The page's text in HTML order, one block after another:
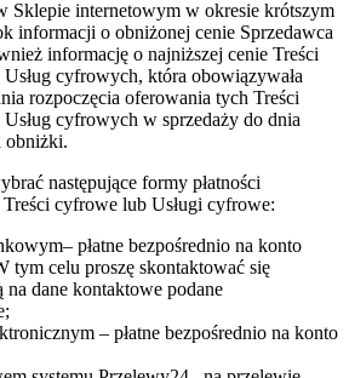
Sklepie internetowym w okresie krótszym
informacji o obniżonej cenie Sprzedawca
informację o najniższej cenie Treści
cyfrowych, która obowiązywała
rozpoczęcia oferowania tych Treści
cyfrowych w sprzedaży do dnia
obniżki.
następujące formy płatności
cyfrowe lub Usługi cyfrowe:
płatne bezpośrednio na konto
tym celu proszę skontaktować się
na dane kontaktowe podane
– płatne bezpośrednio na konto